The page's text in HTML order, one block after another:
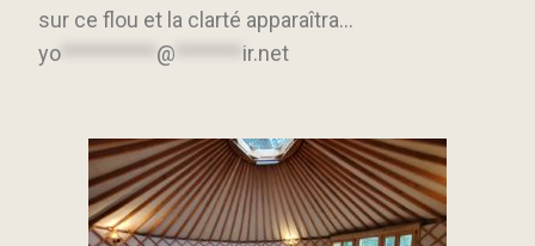
sur ce flou et la clarté apparaîtra…
yo
@ ir.net